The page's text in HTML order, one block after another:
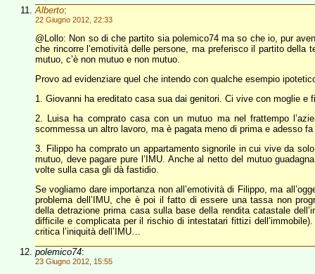
Alberto:
22 Giugno 2012, 22:33
@Lollo: Non so di che partito sia polemico74 ma so che io, pur
che rincorre l’emotività delle persone, ma preferisco il partito
mutuo, c’è non mutuo e non mutuo.
Provo ad evidenziare quel che intendo con qualche esempio
1. Giovanni ha ereditato casa sua dai genitori. Ci vive con moglie e
2. Luisa ha comprato casa con un mutuo ma nel frattempo
scommessa un altro lavoro, ma è pagata meno di prima e adesso
3. Filippo ha comprato un appartamento signorile in cui vive da
mutuo, deve pagare pure l’IMU. Anche al netto del mutuo
volte sulla casa gli dà fastidio.
Se vogliamo dare importanza non all’emotività di Filippo, ma
problema dell’IMU, che è poi il fatto di essere una tassa non
della detrazione prima casa sulla base della rendita catastale
difficile e complicata per il rischio di intestatari fittizi
critica l’iniquità dell’IMU…
polemico74:
23 Giugno 2012, 15:55